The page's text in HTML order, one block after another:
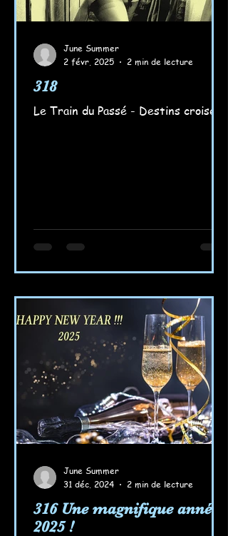
318
Le Train du Passé - Destins croisés
June Summer
2 févr. 2025
2 min de lecture
316 Une magnifique année
2025 !
June Summer
31 déc. 2024
2 min de lecture